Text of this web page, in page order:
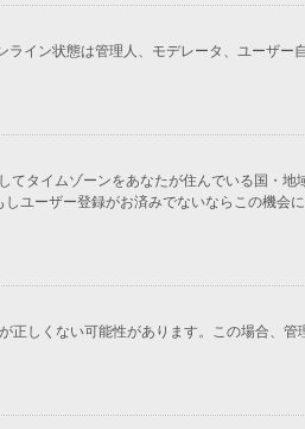
イン状態は管理人、モデレータ、ユーザー
タイムゾーンをあなたが住んでいる国・地
ユーザー登録がお済みでないならこの機会
しくない可能性があります。この場合、管